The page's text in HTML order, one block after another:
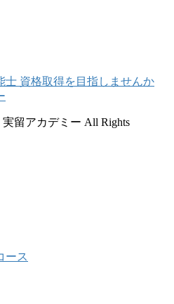
士 資格取得を目指しませんか
留アカデミー All Rights
ース